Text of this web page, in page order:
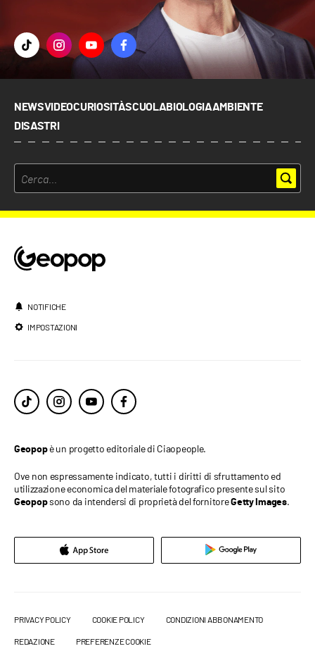
NEWSVIDEOCURIOSITÀSCUOLABIOLOGIAAMBIENTE
DISASTRI
NOTIFICHE
IMPOSTAZIONI
Geopopè un progetto editoriale di Ciaopeople.
Ove non espressamente indicato, tutti i diritti di sfruttamento ed
utilizzazione economica del materiale fotografico presente sul sito
Geopopsono da intendersi di proprietà del fornitoreGetty Images.
PRIVACY POLICY COOKIE POLICY CONDIZIONI ABBONAMENTO
REDAZIONE PREFERENZE COOKIE